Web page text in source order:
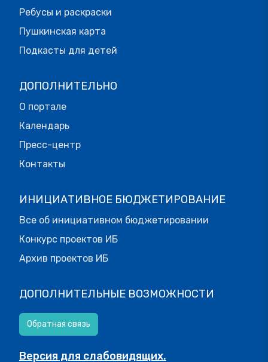
Ребусы и раскраски
Пушкинская карта
Подкасты для детей
ДОПОЛНИТЕЛЬНО
О портале
Календарь
Пресс-центр
Контакты
ИНИЦИАТИВНОЕ БЮДЖЕТИРОВАНИЕ
Все об инициативном бюджетировании
Конкурс проектов ИБ
Архив проектов ИБ
ДОПОЛНИТЕЛЬНЫЕ ВОЗМОЖНОСТИ
Обратная связь
Версия для слабовидящих.